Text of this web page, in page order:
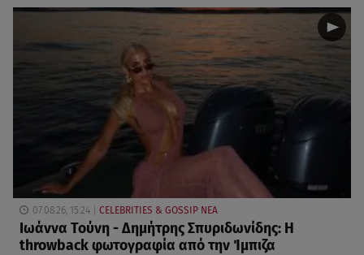
07.08.26, 15:24 CELEBRITIES & GOSSIP ΝΕΑ
Ιωάννα Τούνη - Δημήτρης Σπυριδωνίδης: Η
throwback φωτογραφία από την Ίμπιζα